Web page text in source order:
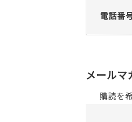
電話番
メールマ
購読を